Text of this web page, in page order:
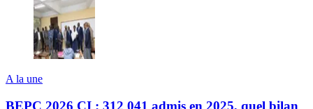
A la une
BEPC 2026 CI : 312 041 admis en 2025, quel bilan